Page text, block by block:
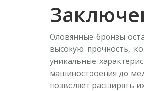
Оловянные бронзы
высокую прочность,
уникальные
машиностроения до
позволяет расширять